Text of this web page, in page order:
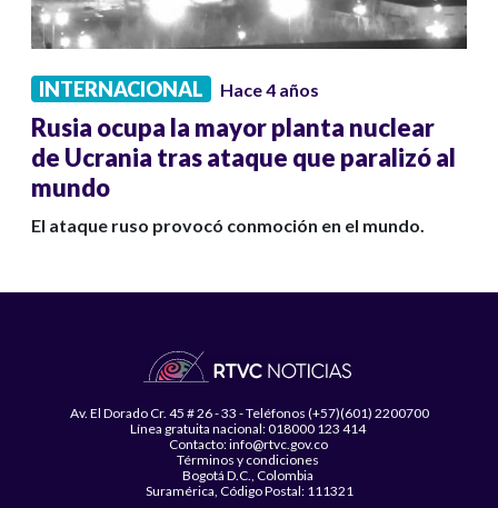
INTERNACIONAL Hace 4 años
Rusia ocupa la mayor planta nuclear
de Ucrania tras ataque que paralizó al
mundo
El ataque ruso provocó conmoción en el mundo.
Av. El Dorado Cr. 45 # 26 - 33 - Teléfonos (+57)(601) 2200700
Línea gratuita nacional: 018000 123 414
Contacto: info@rtvc.gov.co
Términos y condiciones
Bogotá D.C., Colombia
Suramérica, Código Postal: 111321